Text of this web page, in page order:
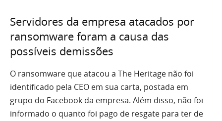
Servidores da empresa atacados por
ransomware foram a causa das
possíveis demissões
O ransomware que atacou a The Heritage não foi
identificado pela CEO em sua carta, postada em
grupo do Facebook da empresa. Além disso, não foi
informado o quanto foi pago de resgate para ter de